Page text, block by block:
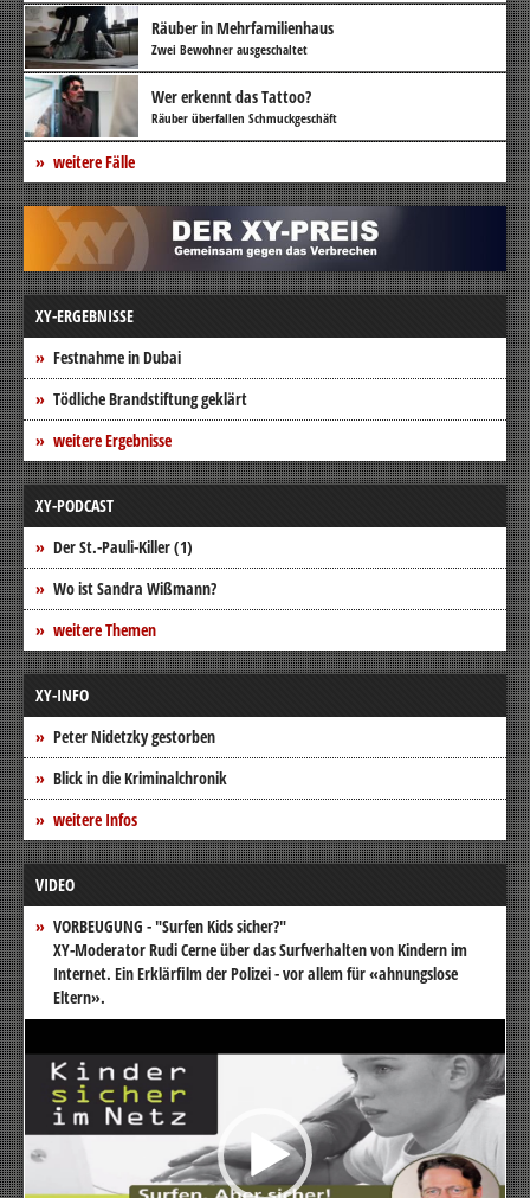
Räuber in Mehrfamilienhaus
Zwei Bewohner ausgeschaltet
Wer erkennt das Tattoo?
Räuber überfallen Schmuckgeschäft
weitere Fälle
XY-ERGEBNISSE
Festnahme in Dubai
Tödliche Brandstiftung geklärt
weitere Ergebnisse
XY-PODCAST
Der St.-Pauli-Killer (1)
Wo ist Sandra Wißmann?
weitere Themen
XY-INFO
Peter Nidetzky gestorben
Blick in die Kriminalchronik
weitere Infos
VIDEO
VORBEUGUNG - "Surfen Kids sicher?"
XY-Moderator Rudi Cerne über das Surfverhalten von Kindern im
Internet. Ein Erklärfilm der Polizei - vor allem für «ahnungslose
Eltern».
Video-